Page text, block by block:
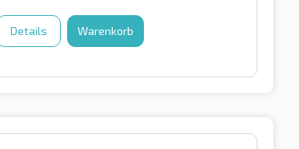
Details Warenkorb